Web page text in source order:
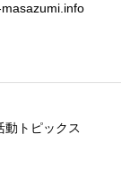
動トピックス